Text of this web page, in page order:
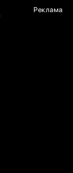
Реклама